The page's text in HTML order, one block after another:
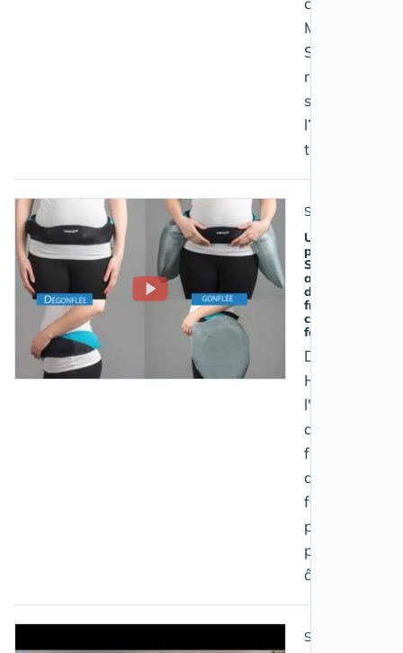
Maisons
Sport- Santé
reconnues
sur
l’ensemble du
territoire
Santé
Un air-bag
pour les
SENIORS
afin
d'éviter la
fracture du
col du
fémur
Découvrez
HIP'AIR,
l'airbag
anti-
fracture
du col du
fémur
pour les
personnes
âgées
Santé